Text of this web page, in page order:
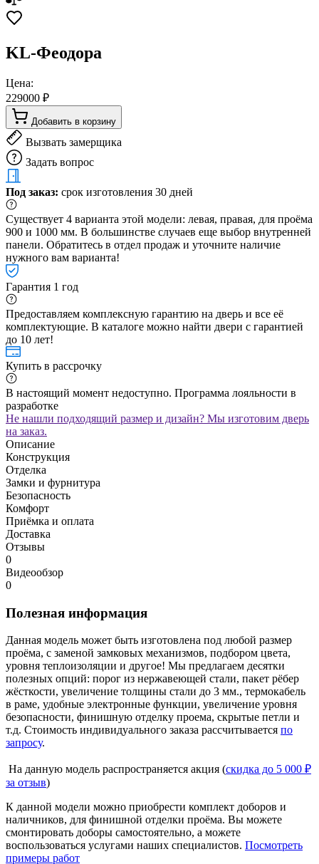
KL-Феодора
Цена:
229000 ₽
Добавить в корзину
Вызвать замерщика
Задать вопрос
Под заказ: срок изготовления 30 дней
Существует 4 варианта этой модели: левая, правая, для проёма
900 и 1000 мм. В большинстве случаев еще выбор внутренней
панели. Обратитесь в отдел продаж и уточните наличие
нужного вам варианта!
Гарантия 1 год
Предоставляем комплексную гарантию на дверь и все её
комплектующие. В каталоге можно найти двери с гарантией
до 10 лет!
Купить в рассрочку
В настоящий момент недоступно. Программа лояльности в
разработке
Не нашли подходящий размер и дизайн? Мы изготовим дверь
на заказ.
Описание
Конструкция
Отделка
Замки и фурнитура
Безопасность
Комфорт
Приёмка и оплата
Доставка
Отзывы
0
Видеообзор
0
Полезная информация
Данная модель может быть изготовлена под любой размер
проёма, с заменой замковых механизмов, подбором цвета,
уровня теплоизоляции и другое! Мы предлагаем десятки
полезных опций: порог из нержавеющей стали, пакет рёбер
жёсткости, увеличение толщины стали до 3 мм., термокабель
в раме, удобные электронные функции, увеличение уровня
безопасности, финишную отделку проема, скрытые петли и
т.д. Стоимость индивидуального заказа рассчитывается по
запросу.
На данную модель распространяется акция (скидка до 5 000 ₽
за отзыв)
К данной модели можно приобрести комплект доборов и
наличников, для финишной отделки проёма. Вы можете
смонтировать доборы самостоятельно, а можете
воспользоваться услугами наших специалистов. Посмотреть
примеры работ